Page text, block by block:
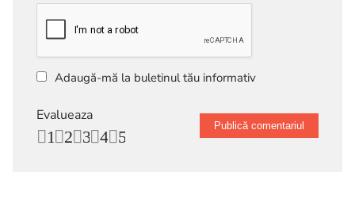
Adaugă-mă la buletinul tău informativ
Evalueaza
5
4
3
2
1